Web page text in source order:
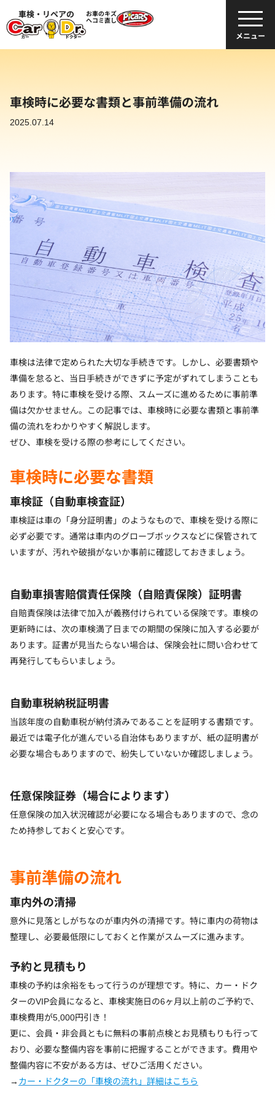
車検・リペアの
お車のキズ
ヘコミ直し
メニュー
車検時に必要な書類と事前準備の流れ
2025.07.14
車検は法律で定められた大切な手続きです。しかし、必要書類や
準備を怠ると、当日手続きができずに予定がずれてしまうことも
あります。特に車検を受ける際、スムーズに進めるために事前準
備は欠かせません。この記事では、車検時に必要な書類と事前準
備の流れをわかりやすく解説します。
ぜひ、車検を受ける際の参考にしてください。
車検時に必要な書類
車検証（自動車検査証）
車検証は車の「身分証明書」のようなもので、車検を受ける際に
必ず必要です。通常は車内のグローブボックスなどに保管されて
いますが、汚れや破損がないか事前に確認しておきましょう。
自動車損害賠償責任保険（自賠責保険）証明書
自賠責保険は法律で加入が義務付けられている保険です。車検の
更新時には、次の車検満了日までの期間の保険に加入する必要が
あります。証書が見当たらない場合は、保険会社に問い合わせて
再発行してもらいましょう。
自動車税納税証明書
当該年度の自動車税が納付済みであることを証明する書類です。
最近では電子化が進んでいる自治体もありますが、紙の証明書が
必要な場合もありますので、紛失していないか確認しましょう。
任意保険証券（場合によります）
任意保険の加入状況確認が必要になる場合もありますので、念の
ため持参しておくと安心です。
事前準備の流れ
車内外の清掃
意外に見落としがちなのが車内外の清掃です。特に車内の荷物は
整理し、必要最低限にしておくと作業がスムーズに進みます。
予約と見積もり
車検の予約は余裕をもって行うのが理想です。特に、カー・ドク
ターのVIP会員になると、車検実施日の6ヶ月以上前のご予約で、
車検費用が5,000円引き！
更に、会員・非会員ともに無料の事前点検とお見積もりも行って
おり、必要な整備内容を事前に把握することができます。費用や
整備内容に不安がある方は、ぜひご活用ください。
→ カー・ドクターの「車検の流れ」詳細はこちら